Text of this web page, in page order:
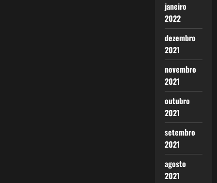
janeiro
2022
dezembro
2021
novembro
2021
outubro
2021
setembro
2021
agosto
2021